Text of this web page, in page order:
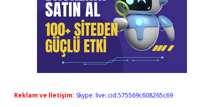
Reklam ve İletişim: Skype: live:.cid.575569c608265c69